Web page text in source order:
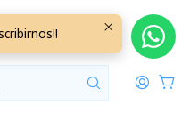
12/18 Meses Niña
Meses 18BDMN1